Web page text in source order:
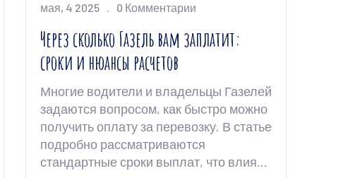
мая, 4 2025 0 Комментарии
Через сколько Газель вам заплатит:
сроки и нюансы расчетов
Многие водители и владельцы Газелей
задаются вопросом, как быстро можно
получить оплату за перевозку. В статье
подробно рассматриваются
стандартные сроки выплат, что влияет